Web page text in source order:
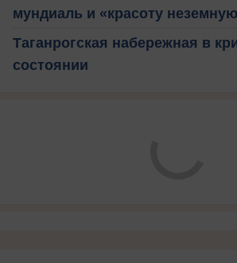
мундиаль и «красоту
Таганрогская набережная в
состоянии